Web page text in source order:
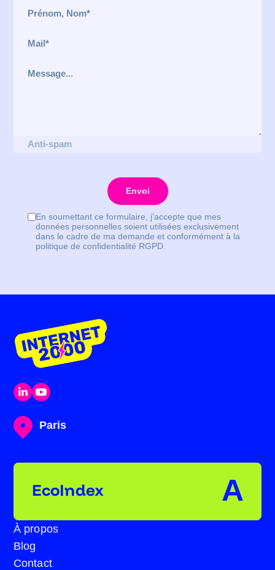
Envoi
En soumettant ce formulaire, j’accepte que mes
données personnelles soient utilisées exclusivement
dans le cadre de ma demande et conformément à la
politique de confidentialité RGPD.
Paris
EcoIndex A
À propos
Blog
Contact